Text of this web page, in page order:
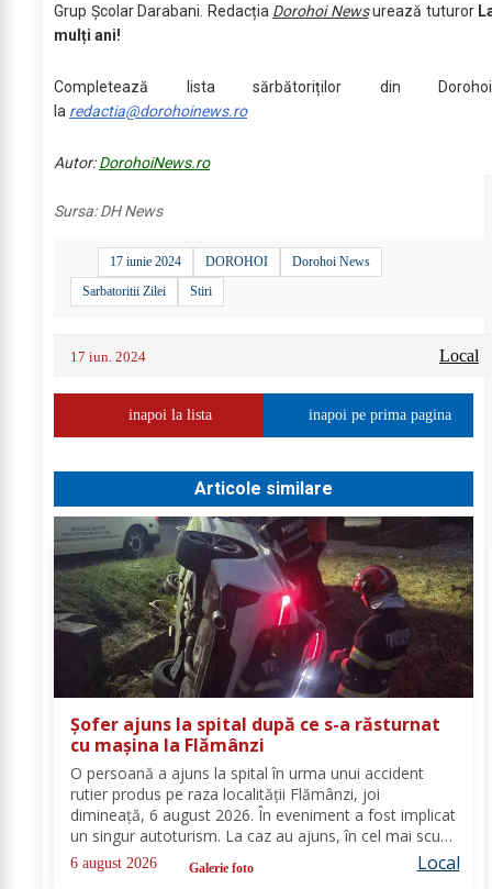
Grup Şcolar Darabani. Redacția Dorohoi Newsurează tuturor
mulți ani!
Completează lista sărbătoriților din
la redactia@dorohoinews.ro
Autor:DorohoiNews.ro
Sursa:DH News
17 iunie 2024 DOROHOI
Dorohoi News
Sarbatoritii Zilei
Stiri
17 iun. 2024 Local
inapoi la lista inapoi pe prima pagina
Articole similare
Șofer ajuns la spital după ce s-a răsturnat
cu mașina la Flămânzi
O persoană a ajuns la spital în urma unui accident
rutier produs pe raza localității Flămânzi, joi
dimineață, 6 august 2026. În eveniment a fost implicat
un singur autoturism. La caz au ajuns, în cel mai scurt
timp, pompierii din cadrul Punctului de Lucru Flămânzi,
cu o autospecială de stingere și...
6 august 2026 Galerie foto Local